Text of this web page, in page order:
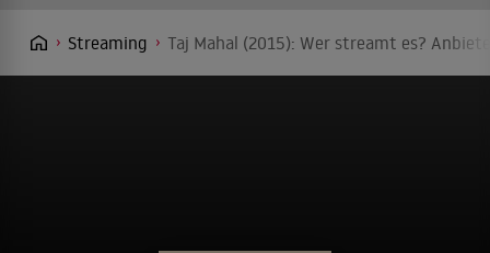
Streaming Taj Mahal (2015): Wer streamt es?